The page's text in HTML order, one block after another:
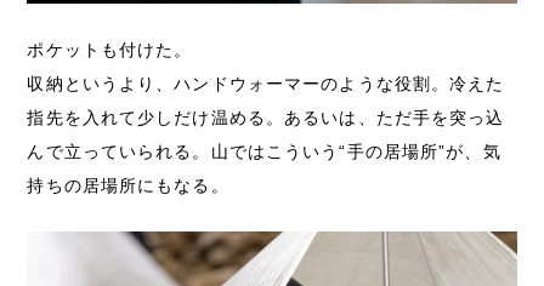
ポケットも付けた。
収納というより、ハンドウォーマーのような役割。冷えた
指先を入れて少しだけ温める。あるいは、ただ手を突っ込
んで立っていられる。山ではこういう“手の居場所”が、気
持ちの居場所にもなる。